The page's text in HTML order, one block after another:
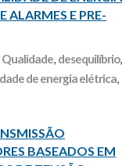
ALARMES E PRE-
, desequilíbrio,
de energia elétrica,
BASEADOS EM